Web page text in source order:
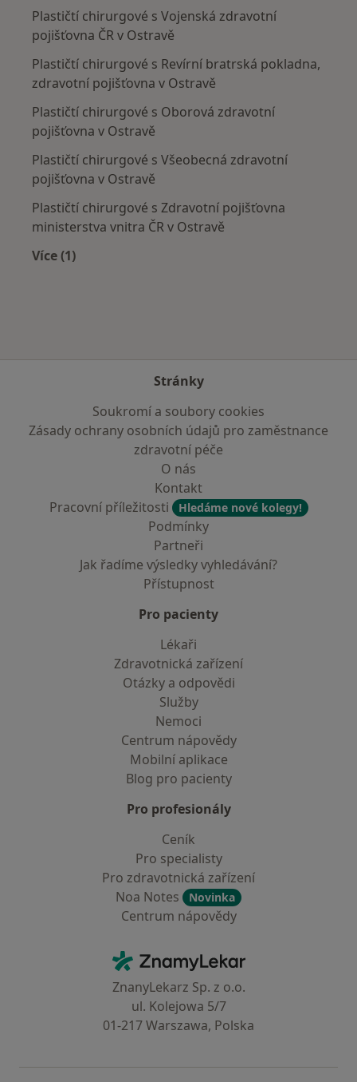
Plastičtí chirurgové s Vojenská zdravotní
pojišťovna ČR v Ostravě
Plastičtí chirurgové s Revírní bratrská pokladna,
zdravotní pojišťovna v Ostravě
Plastičtí chirurgové s Oborová zdravotní
pojišťovna v Ostravě
Plastičtí chirurgové s Všeobecná zdravotní
pojišťovna v Ostravě
Plastičtí chirurgové s Zdravotní pojišťovna
ministerstva vnitra ČR v Ostravě
Více (1)
Stránky
Soukromí a soubory cookies
Zásady ochrany osobních údajů pro zaměstnance
zdravotní péče
O nás
Kontakt
Pracovní příležitosti
Hledáme nové kolegy!
Podmínky
Partneři
Jak řadíme výsledky vyhledávání?
Přístupnost
Pro pacienty
Lékaři
Zdravotnická zařízení
Otázky a odpovědi
Služby
Nemoci
Centrum nápovědy
Mobilní aplikace
Blog pro pacienty
Pro profesionály
Ceník
Pro specialisty
Pro zdravotnická zařízení
Noa Notes
Novinka
Centrum nápovědy
ZnamyLekar - Hlavní stránka
ZnanyLekarz Sp. z o.o.
ul. Kolejowa 5/7
01-217 Warszawa, Polska